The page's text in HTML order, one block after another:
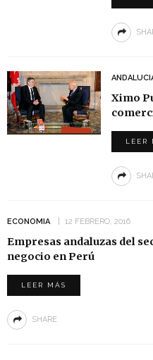
Ximo
LEER
ECONOMIA 12 FEBRERO, 2016
Empresas andaluzas del
negocio en Perú
LEER MÁS
SHARE